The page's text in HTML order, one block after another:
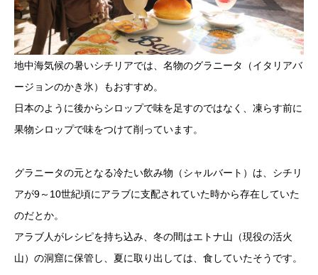
地中海気候の暑いシチリアでは、名物のグラニータ（イタリアバ
ージョンのかき氷）もおすすめ。
日本のように後からシロップで味を足すのではなく、凍らす前に
果物シロップで味をつけて削っています。
グラニータの元となる冷たい飲み物（シャルバート）は、シチリ
アが9～10世紀頃にアラブに支配されていた時から存在していた
のだとか。
アラブ人がレシピを持ち込み、冬の間はエトナ山（現役の活火
山）の洞窟に保管し、夏に取り出しては、食していたそうです。